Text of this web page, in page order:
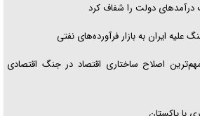
درآمد‌های دولت را شفاف کرد
علیه ایران به بازار فرآورده‌های نفتی
اصلاح ساختاری اقتصاد در جنگ اقتصادی